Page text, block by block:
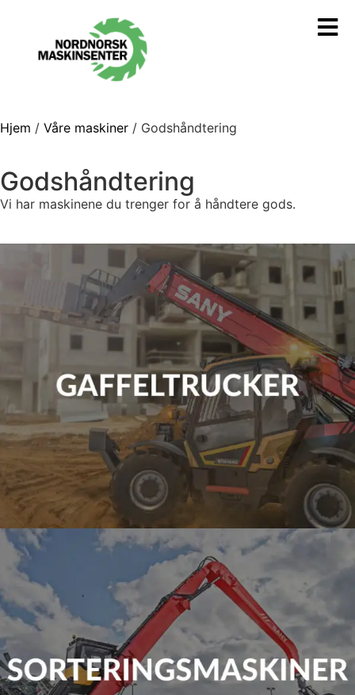
Hjem / Våre maskiner / Godshåndtering
Godshåndtering
Vi har maskinene du trenger for å håndtere gods.